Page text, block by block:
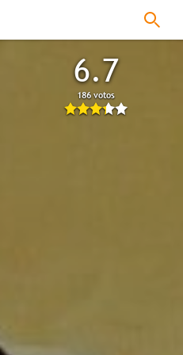
6.7
186 votos